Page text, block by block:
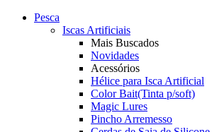
Pesca
Iscas Artificiais
Mais Buscados
Novidades
Acessórios
Hélice para Isca Artificial
Color Bait(Tinta p/soft)
Magic Lures
Pincho Arremesso